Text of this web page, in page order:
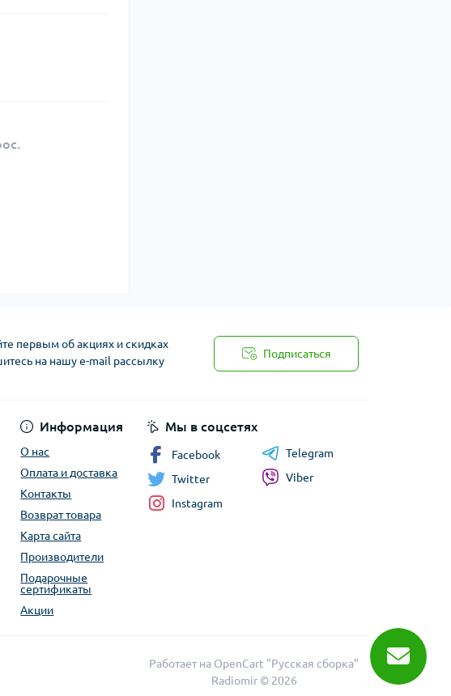
первым об акциях и скидках
на нашу e-mail рассылку
Подписаться
Информация
О нас
Оплата и доставка
Контакты
Возврат товара
Карта сайта
Производители
Подарочные
сертификаты
Акции
Мы в соцсетях
Facebook
Twitter
Instagram
Telegram
Viber
Работает на OpenCart "Русская сборка"
Radiomir © 2026